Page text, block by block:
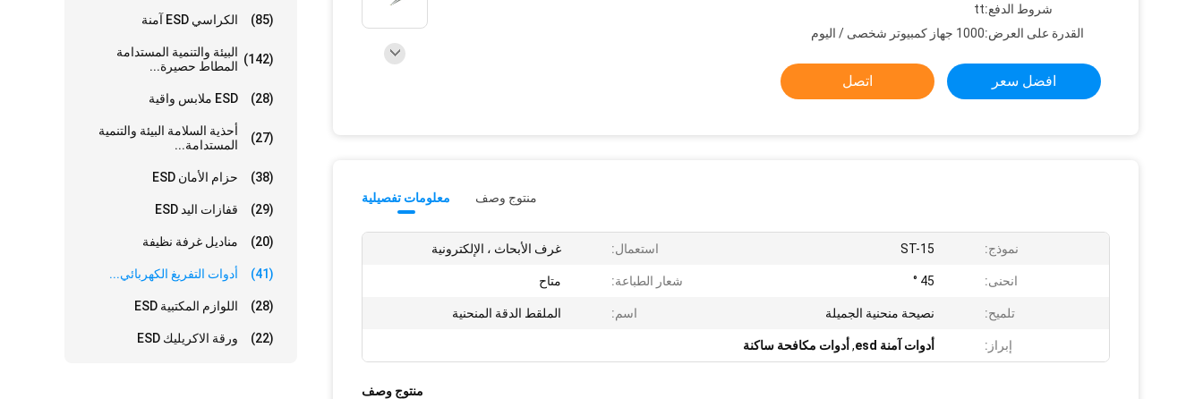
الكراسي ESD آمنة (85)
البيئة والتنمية المستدامة
المطاط حصيرة...
(142)
ESD ملابس واقية (28)
أحذية السلامة البيئة والتنمية
المستدامة...
(27)
حزام الأمان ESD (38)
قفازات اليد ESD (29)
مناديل غرفة نظيفة (20)
أدوات التفريغ الكهربائي... (41)
اللوازم المكتبية ESD (28)
ورقة الاكريليك ESD (22)
شروط الدفع:tt
القدرة على العرض:1000 جهاز كمبيوتر شخصى / اليوم
افضل سعر اتصل
معلومات تفصيلية منتوج وصف
نموذج: ST-15 استعمال: غرف الأبحاث ، الإلكترونية
انحنى: 45 ° شعار الطباعة: متاح
تلميح: نصيحة منحنية الجميلة اسم: الملقط الدقة المنحنية
إبراز: أدوات آمنة esd , أدوات مكافحة ساكنة
منتوج وصف